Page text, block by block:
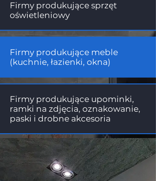
Firmy produkujące sprzęt
oświetleniowy
Firmy produkujące meble
(kuchnie, łazienki, okna)
Firmy produkujące upominki,
ramki na zdjęcia, oznakowanie,
paski i drobne akcesoria